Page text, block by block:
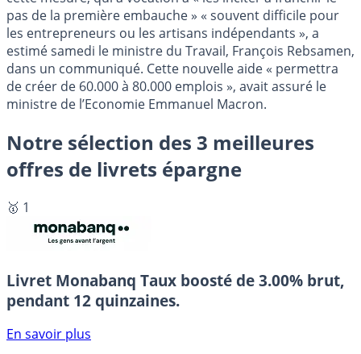
pas de la première embauche » « souvent difficile pour
les entrepreneurs ou les artisans indépendants », a
estimé samedi le ministre du Travail, François Rebsamen,
dans un communiqué. Cette nouvelle aide « permettra
de créer de 60.000 à 80.000 emplois », avait assuré le
ministre de l’Economie Emmanuel Macron.
Notre sélection des 3 meilleures
offres de livrets épargne
🥇 1
Livret Monabanq Taux boosté de 3.00% brut,
pendant 12 quinzaines.
En savoir plus